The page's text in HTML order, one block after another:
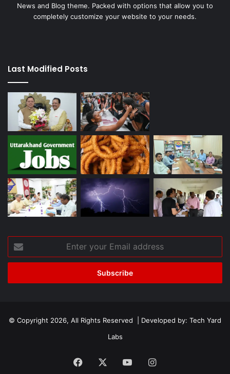
News and Blog theme. Packed with options that allow you to
completely customize your website to your needs.
Last Modified Posts
your
Email
© Copyright 2026, All Rights Reserved | Developed by: Tech Yard
Labs
Facebook YouTubeInstagram